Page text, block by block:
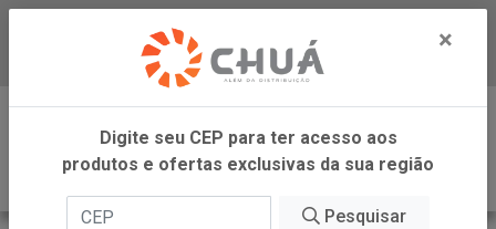
Baixe já nosso APP
0
×
Digite seu CEP para ter acesso aos
produtos e ofertas exclusivas da sua região
Pesquisar